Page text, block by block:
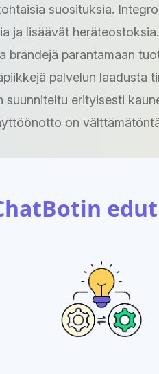
suosituksia.
ja lisäävät heräteostoksia.
parantamaan
palvelun laadusta
erityisesti
on